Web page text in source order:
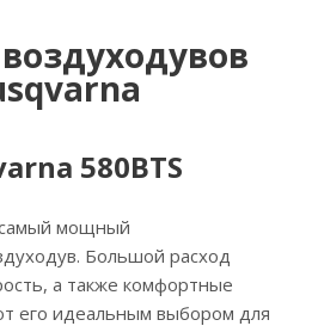
580BTS
мощный
Большой расход
а также комфортные
его идеальным выбором для